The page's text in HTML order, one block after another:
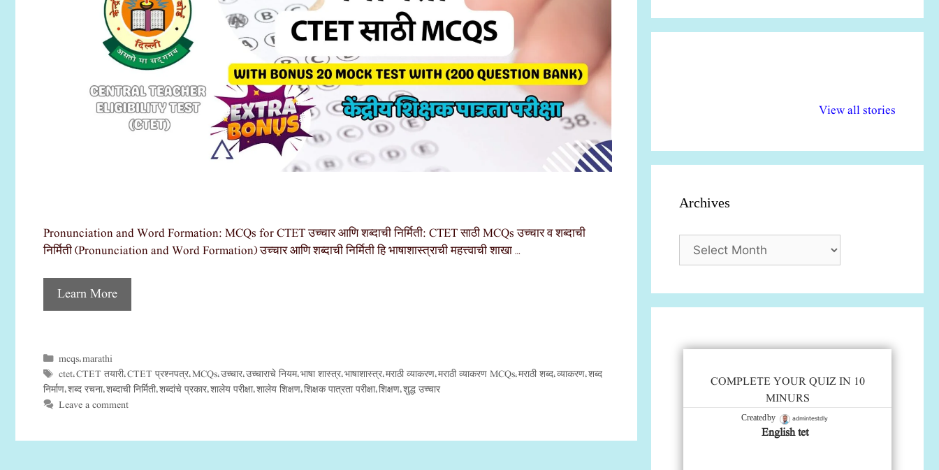
Pronunciation and Word Formation: MCQs for CTET उच्चार आणि शब्दाची निर्मिती: CTET साठी MCQs उच्चार व शब्दाची
निर्मिती (Pronunciation and Word Formation) उच्चार आणि शब्दाची निर्मिती हि भाषाशास्त्राची महत्त्वाची शाखा …
Learn More
Categories
mcqs, marathi
Tags
ctet, CTET तयारी, CTET प्रश्नपत्र, MCQs, उच्चार, उच्चाराचे नियम, भाषा शास्त्र, भाषाशास्त्र, मराठी व्याकरण, मराठी व्याकरण MCQs, मराठी शब्द, व्याकरण, शब्द
निर्माण, शब्द रचना, शब्दाची निर्मिती, शब्दांचे प्रकार, शालेय परीक्षा, शालेय शिक्षण, शिक्षक पात्रता परीक्षा, शिक्षण, शुद्ध उच्चार
Leave a comment
View all stories
अधिकार दिवस| 18
Archives
Archives
COMPLETE YOUR QUIZ IN 10
MINURS
Created by admintestdly
English tet